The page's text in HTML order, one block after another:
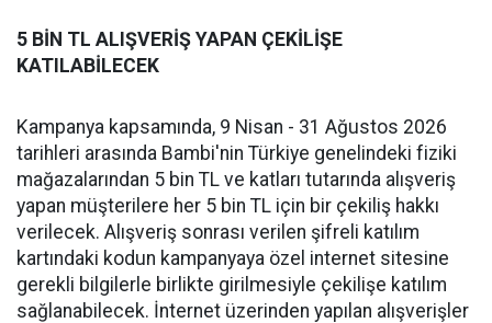
5 BİN TL ALIŞVERİŞ YAPAN ÇEKİLİŞE
KATILABİLECEK
Kampanya kapsamında, 9 Nisan - 31 Ağustos 2026
tarihleri arasında Bambi'nin Türkiye genelindeki fiziki
mağazalarından 5 bin TL ve katları tutarında alışveriş
yapan müşterilere her 5 bin TL için bir çekiliş hakkı
verilecek. Alışveriş sonrası verilen şifreli katılım
kartındaki kodun kampanyaya özel internet sitesine
gerekli bilgilerle birlikte girilmesiyle çekilişe katılım
sağlanabilecek. İnternet üzerinden yapılan alışverişler